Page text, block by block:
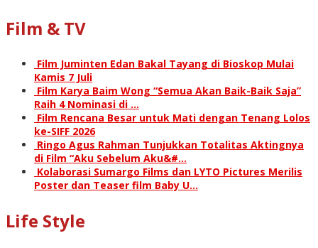
Film & TV
Film Juminten Edan Bakal Tayang di Bioskop Mulai
Kamis 7 Juli
Film Karya Baim Wong “Semua Akan Baik-Baik Saja”
Raih 4 Nominasi di …
Film Rencana Besar untuk Mati dengan Tenang Lolos
ke-SIFF 2026
Ringo Agus Rahman Tunjukkan Totalitas Aktingnya
di Film “Aku Sebelum Aku&#…
Kolaborasi Sumargo Films dan LYTO Pictures Merilis
Poster dan Teaser film Baby U…
Life Style